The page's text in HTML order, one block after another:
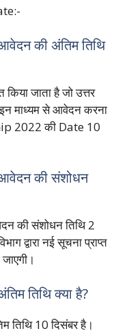
की अंतिम तिथि
जाता है जो उत्तर
माध्यम से आवेदन करना
2022 की Date 10
की संशोधन
की संशोधन तिथि 2
द्वारा नई सूचना प्राप्त
तिथि क्या है?
10 दिसंबर है।